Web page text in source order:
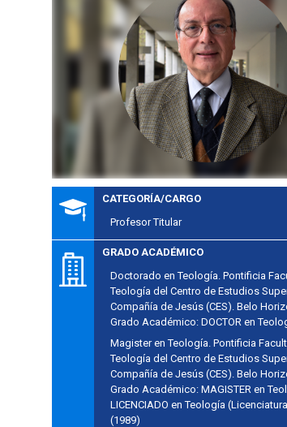
CATEGORÍA/CARGO
Profesor Titular
GRADO ACADÉMICO
Doctorado en Teología. Pontificia
Teología del Centro de Estudios
Compañía de Jesús (CES). Belo
Grado Académico: DOCTOR en
Magister en Teología. Pontificia
Teología del Centro de Estudios
Compañía de Jesús (CES). Belo
Grado Académico: MAGISTER en
LICENCIADO en Teología
(1989)